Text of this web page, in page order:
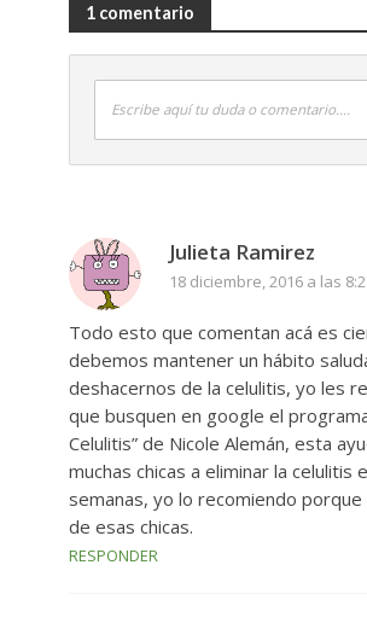
1 comentario
Escribe aquí tu duda o comentario....
Julieta Ramirez
18 diciembre, 2016 a las
Todo esto que comentan acá es
debemos mantener un hábito
deshacernos de la celulitis, yo les
que busquen en google el
Celulitis” de Nicole Alemán, esta
muchas chicas a eliminar la celulitis
semanas, yo lo recomiendo porque
de esas chicas.
RESPONDER